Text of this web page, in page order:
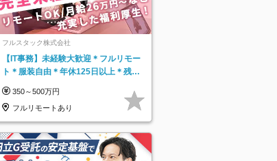
フルスタック株式会社
【IT事務】未経験大歓迎＊フルリモー
ト＊服装自由＊年休125日以上＊残業
350～500万円
フルリモートあり